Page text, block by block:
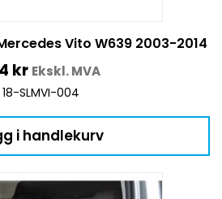
Vito W639 2003-2014
kr Ekskl. MVA
18-SLMVI-004
i handlekurv